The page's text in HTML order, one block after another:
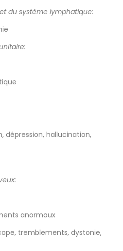
du système lymphatique:
dépression, hallucination,
anormaux
tremblements, dystonie,